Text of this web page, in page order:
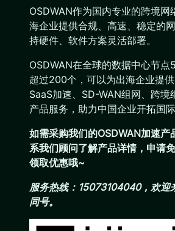
OSDWAN作为国内专业的跨境网
海企业提供合规、高速、稳定的
持硬件、软件方案灵活部署。
OSDWAN在全球的数据中心节点
超过200个，可以为出海企业提供
SaaS加速、SD-WAN组网、跨境
产品服务，助力中国企业开拓国际
如需采购我们的OSDWAN加速产
系我们顾问了解产品详情，申请
领取优惠哦~
服务热线：15073104040，欢迎
同号。